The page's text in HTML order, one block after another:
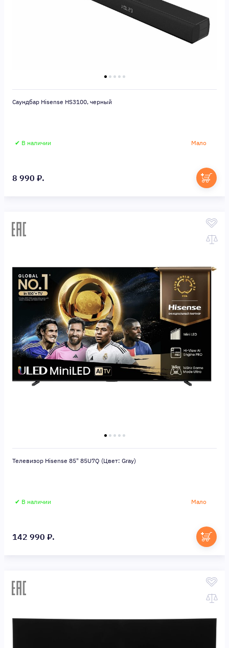
Саундбар Hisense HS3100, черный
✔ В наличии Мало
8 990 ₽.
Телевизор Hisense 85" 85U7Q (Цвет: Gray)
✔ В наличии Мало
142 990 ₽.